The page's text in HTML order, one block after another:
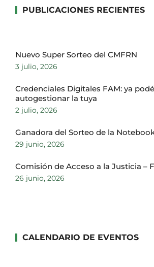
PUBLICACIONES RECIENTES
Nuevo Super Sorteo del CMFRN
3 julio, 2026
Credenciales Digitales FAM: ya
autogestionar la tuya
2 julio, 2026
Ganadora del Sorteo de la
29 junio, 2026
Comisión de Acceso a la Justicia –
26 junio, 2026
CALENDARIO DE EVENTOS